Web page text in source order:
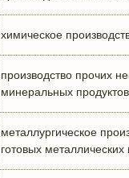
химическое
производство прочих
минеральных продуктов
металлургическое
готовых металлических